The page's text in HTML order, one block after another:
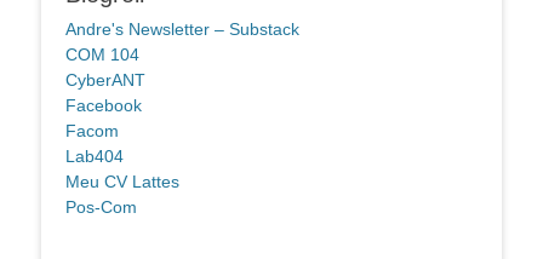
Andre's Newsletter – Substack
COM 104
CyberANT
Facebook
Facom
Lab404
Meu CV Lattes
Pos-Com